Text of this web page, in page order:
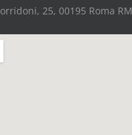
25, 00195 Roma RM